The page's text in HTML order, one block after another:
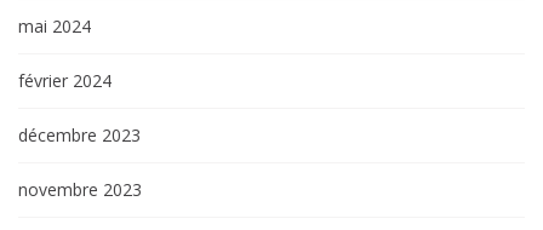
mai 2024
février 2024
décembre 2023
novembre 2023